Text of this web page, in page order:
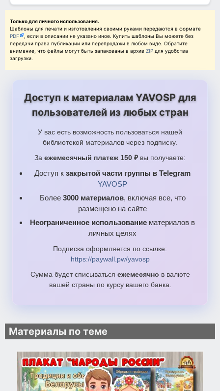
Только для личного использования.
Шаблоны для печати и изготовления своими руками передаются в формате
PDF
, если в описании не указано иное. Купить шаблоны Вы можете без
передачи права публикации или перепродажи в любом виде. Обратите
внимание, что файлы могут быть запакованы в архив ZIP для удобства
загрузки.
Доступ к материалам YAVOSP для
пользователей из любых стран
У вас есть возможность пользоваться нашей
библиотекой материалов через подписку.
За ежемесячный платеж 150 ₽ вы получаете:
Доступ к закрытой части группы в Telegram
YAVOSP
Более 3000 материалов, включая все, что
размещено на сайте
Неограниченное использование материалов в
личных целях
Подписка оформляется по ссылке:
https://paywall.pw/yavosp
Сумма будет списываться ежемесячно в валюте
вашей страны по курсу вашего банка.
Материалы по теме